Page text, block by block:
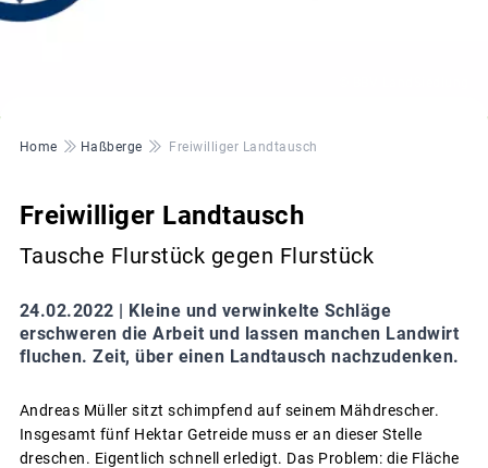
Pfadnavigation
Home Haßberge Freiwilliger Landtausch
Freiwilliger Landtausch
Tausche Flurstück gegen Flurstück
24.02.2022 | Kleine und verwinkelte Schläge
erschweren die Arbeit und lassen manchen Landwirt
fluchen. Zeit, über einen Landtausch nachzudenken.
Andreas Müller sitzt schimpfend auf seinem Mähdrescher.
Insgesamt fünf Hektar Getreide muss er an dieser Stelle
dreschen. Eigentlich schnell erledigt. Das Problem: die Fläche